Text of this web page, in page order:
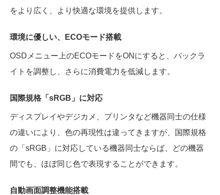
をより広く、より快適な環境を提供します。
環境に優しい、ECOモード搭載
OSDメニュー上のECOモードをONにすると、バックラ
イトを調整し、さらに消費電力を低減します。
国際規格「sRGB」に対応
ディスプレイやデジカメ、プリンタなど機器同士の仕様
の違いにより、色の再現性は違ってきますが、国際規格
の「sRGB」に対応している機器同士ならば、どの機器
間でも、ほぼ同じ色で表現することができます。
自動画面調整機能搭載